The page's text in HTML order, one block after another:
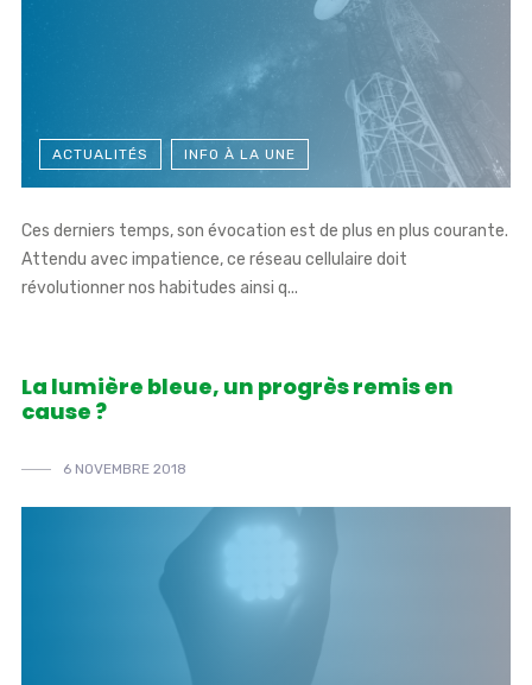
ACTUALITÉS INFO À LA UNE
Ces derniers temps, son évocation est de plus en plus courante.
Attendu avec impatience, ce réseau cellulaire doit
révolutionner nos habitudes ainsi q...
La lumière bleue, un progrès remis en
cause ?
6 NOVEMBRE 2018